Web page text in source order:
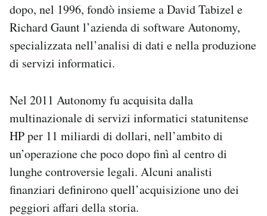
dopo, nel 1996, fondò insieme a David Tabizel e
Richard Gaunt l’azienda di software Autonomy,
specializzata nell’analisi di dati e nella produzione
di servizi informatici.
Nel 2011 Autonomy fu acquisita dalla
multinazionale di servizi informatici statunitense
HP per 11 miliardi di dollari, nell’ambito di
un’operazione che poco dopo finì al centro di
lunghe controversie legali. Alcuni analisti
finanziari definirono quell’acquisizione uno dei
peggiori affari della storia.